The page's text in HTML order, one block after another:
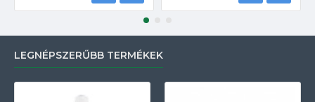
LEGNÉPSZERŰBB TERMÉKEK